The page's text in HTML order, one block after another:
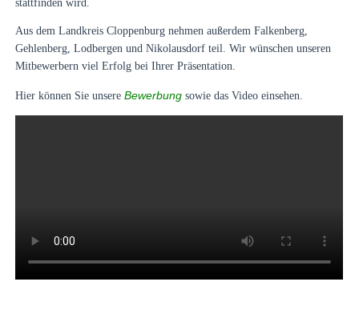
stattfinden wird.
Aus dem Landkreis Cloppenburg nehmen außerdem Falkenberg,
Gehlenberg, Lodbergen und Nikolausdorf teil. Wir wünschen unseren
Mitbewerbern viel Erfolg bei Ihrer Präsentation.
Hier können Sie unsereBewerbung sowie das Video einsehen.